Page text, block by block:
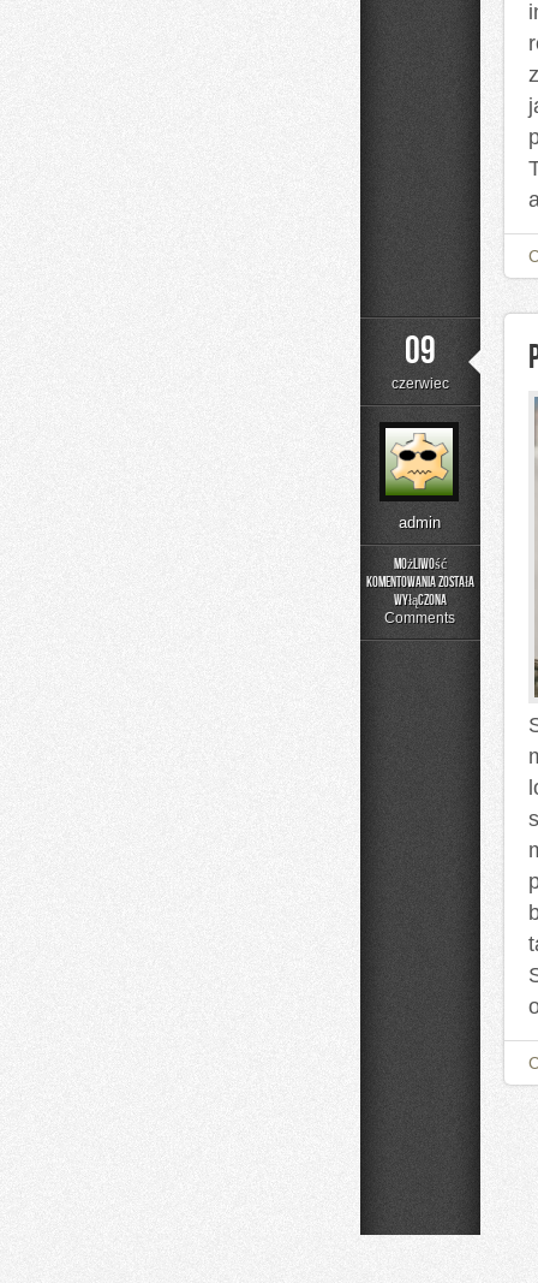
09
czerwiec
admin
Możliwość
komentowania
Podstawy
Matematyki
została
wyłączona
Comments